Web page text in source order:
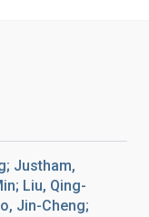
Justham,
Liu, Qing-
Jin-Cheng;